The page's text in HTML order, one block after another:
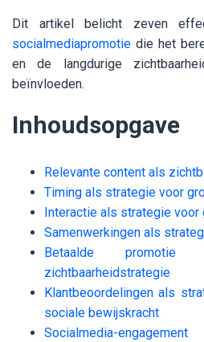
Dit artikel belicht zeven
socialmediapromotie die het
en de langdurige
beïnvloeden.
Inhoudsopgave
Relevante content als
Timing als strategie voor
Interactie als strategie
Samenwerkingen als
Betaalde promotie
zichtbaarheidstrategie
Klantbeoordelingen als
sociale bewijskracht
Socialmedia-